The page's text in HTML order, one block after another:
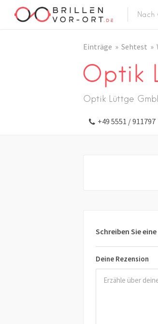
Einträge Sehtest
Optik
Optik Lüttge
+49 5551 / 911797
Schreiben Sie
Deine Rezension